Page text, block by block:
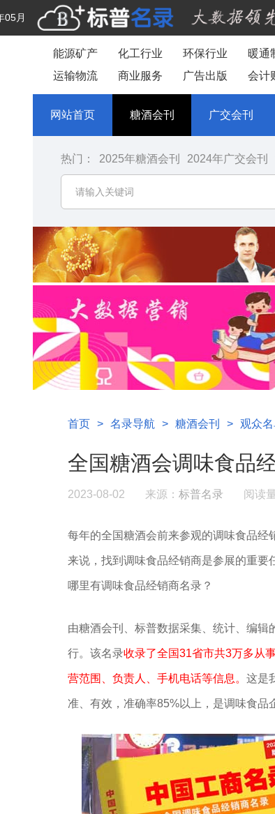
05月
能源矿产 化工行业 环保行业 暖通
运输物流
商业服务 广告出版 会计
网站首页 糖酒会刊 广交会刊
热门： 2025年糖酒会刊 2024年广交会刊
首页 > 名录导航 > 糖酒会刊 > 观众
全国糖酒会调味食品
2023-08-02 来源： 标普名录 阅读
每年的全国糖酒会前来参观的调味食品
来说，找到调味食品经销商是参展的重要
哪里有调味食品经销商名录？
由糖酒会刊、标普数据采集、统计、编
行。该名录收录了全国31省市共3万多从
营范围、负责人、手机电话等信息。 这是
准、有效，准确率85%以上，是调味食品